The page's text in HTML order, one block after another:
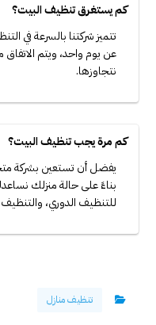
كم يستغرق تنظيف البيت؟
تتميز شركتنا بالسرعة في
عن يوم واحد، ويتم الاتفاق
نتجاوزها.
كم مرة يجب تنظيف البيت؟
يفضل أن تستعين بشركة
بناءً على حالة منزلك
للتنظيف الدوري،
تنظيف منازل